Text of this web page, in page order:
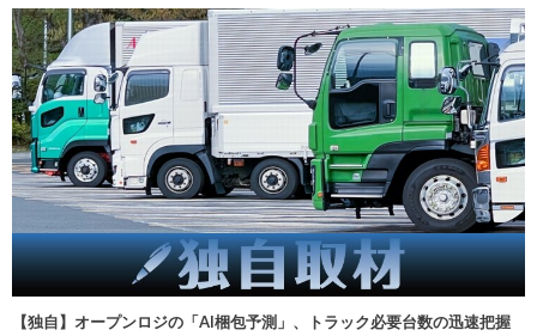
【独自】オープンロジの「AI梱包予測」、トラック必要台数の迅速把握